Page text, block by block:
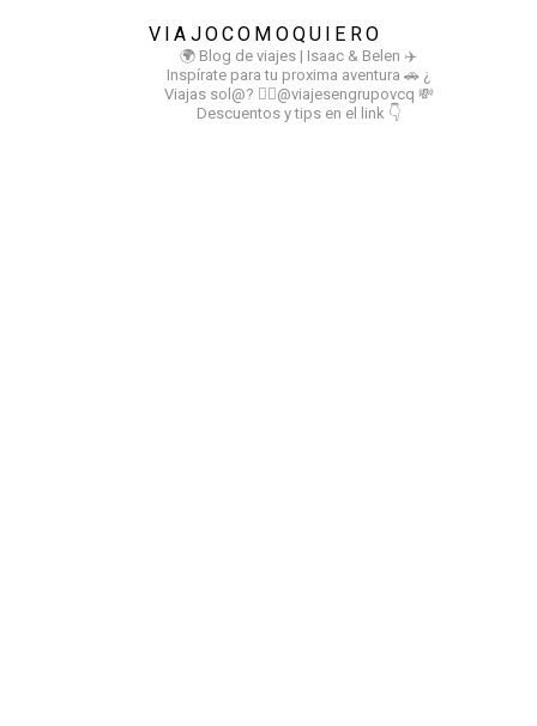
VIAJOCOMOQUIERO
🌍 Blog de viajes | Isaac & Belen ✈️
Inspírate para tu proxima aventura 🚗 ¿
Viajas sol@? 👉🏻@viajesengrupovcq 💸
Descuentos y tips en el link 👇